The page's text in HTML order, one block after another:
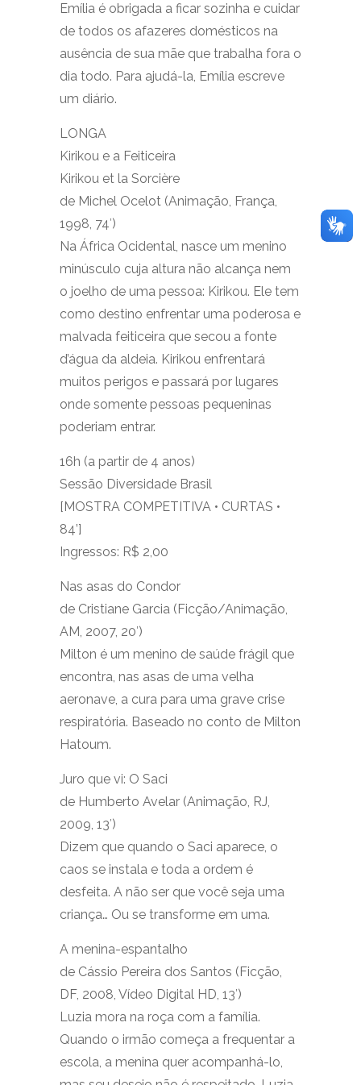
Emília é obrigada a ficar sozinha e cuidar
de todos os afazeres domésticos na
ausência de sua mãe que trabalha fora o
dia todo. Para ajudá-la, Emília escreve
um diário.
LONGA
Kirikou e a Feiticeira
Kirikou et la Sorcière
de Michel Ocelot (Animação, França,
1998, 74′)
Na África Ocidental, nasce um menino
minúsculo cuja altura não alcança nem
o joelho de uma pessoa: Kirikou. Ele tem
como destino enfrentar uma poderosa e
malvada feiticeira que secou a fonte
d’água da aldeia. Kirikou enfrentará
muitos perigos e passará por lugares
onde somente pessoas pequeninas
poderiam entrar.
16h (a partir de 4 anos)
Sessão Diversidade Brasil
[MOSTRA COMPETITIVA • CURTAS •
84’]
Ingressos: R$ 2,00
Nas asas do Condor
de Cristiane Garcia (Ficção/Animação,
AM, 2007, 20′)
Milton é um menino de saúde frágil que
encontra, nas asas de uma velha
aeronave, a cura para uma grave crise
respiratória. Baseado no conto de Milton
Hatoum.
Juro que vi: O Saci
de Humberto Avelar (Animação, RJ,
2009, 13′)
Dizem que quando o Saci aparece, o
caos se instala e toda a ordem é
desfeita. A não ser que você seja uma
criança… Ou se transforme em uma.
A menina-espantalho
de Cássio Pereira dos Santos (Ficção,
DF, 2008, Vídeo Digital HD, 13′)
Luzia mora na roça com a família.
Quando o irmão começa a frequentar a
escola, a menina quer acompanhá-lo,